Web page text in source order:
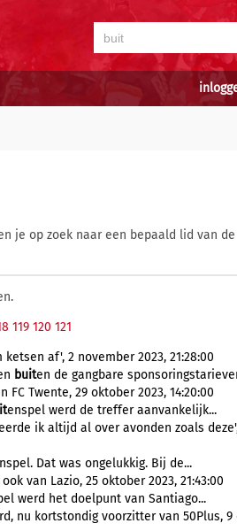
je op zoek naar een bepaald lid van
119 120 121
af', 2 november 2023, 21:28:00
buiten de gangbare
Twente, 29 oktober 2023, 14:20:00
enspel werd de treffer aanvankelijk...
ik altijd al over avonden zoals
Dat was ongelukkig. Bij de...
van Lazio, 25 oktober 2023, 21:43:00
werd het doelpunt van Santiago...
nu kortstondig voorzitter van 50Plus, 9